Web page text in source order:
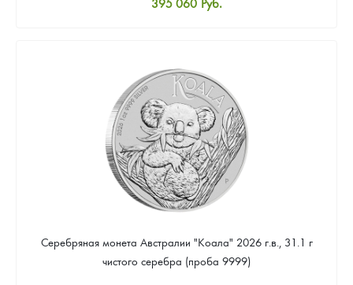
395 060 Руб.
Цена выкупа
375 307 Руб.
Серебряная монета Австралии "Коала" 2026 г.в., 31.1 г
чистого серебра (проба 9999)